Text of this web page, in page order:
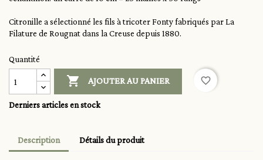
Citronille a sélectionné les fils à tricoter Fonty fabriqués par La
Filature de Rougnat dans la Creuse depuis 1880.
Quantité
 AJOUTER AU PANIER favorite_border
Derniers articles en stock
Description Détails du produit